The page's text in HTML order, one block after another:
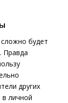
будет
Правда
других
в личной